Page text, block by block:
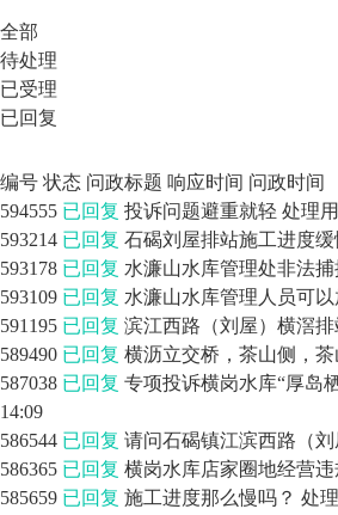
全部
待处理
已受理
已回复
编号 状态 问政标题 响应时间 问政时间
594555 已回复 投诉问题避重就轻 处理
593214 已回复 石碣刘屋排站施工进度
593178 已回复 水濂山水库管理处非法捕
593109 已回复 水濂山水库管理人员可
591195 已回复 滨江西路（刘屋）横滘
589490 已回复 横沥立交桥，茶山侧，
587038 已回复 专项投诉横岗水库“厚岛
14:09
586544 已回复 请问石碣镇江滨西路（
586365 已回复 横岗水库店家圈地经营
585659 已回复 施工进度那么慢吗？ 处